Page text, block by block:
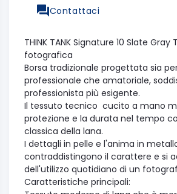
Contattaci
THINK TANK Signature 10 Slate
fotografica
Borsa tradizionale progettata sia
professionale che amatoriale,
professionista più esigente.
Il tessuto tecnico cucito a mano
protezione e la durata nel tempo
classica della lana.
I dettagli in pelle e l'anima in
contraddistingono il carattere e si
dell'utilizzo quotidiano di un
Caratteristiche principali: